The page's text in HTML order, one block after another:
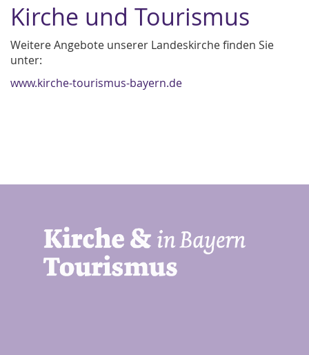
Kirche und Tourismus
Weitere Angebote unserer Landeskirche finden Sie
unter:
www.kirche-tourismus-bayern.de